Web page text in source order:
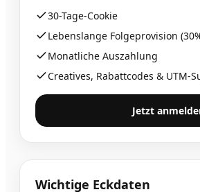
30-Tage-Cookie
Lebenslange Folgeprovision
Monatliche Auszahlung
Creatives, Rabattcodes & UTM-
Jetzt
Wichtige Eckdaten